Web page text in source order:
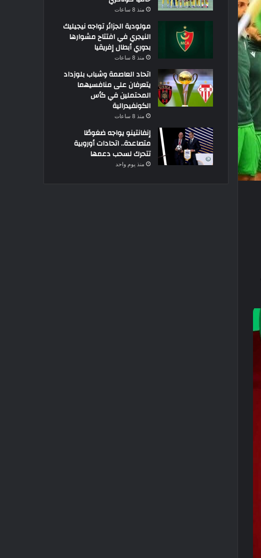
منذ 8 ساعات
مولودية الجزائر تواجه نيجيليك
النيجري في افتتاح مشوارها
بدوري أبطال إفريقيا
منذ 8 ساعات
اتحاد العاصمة وشباب بلوزداد
يتعرفان على منافسيهما
المحتملين في كأس
الكونفيدرالية
منذ 8 ساعات
إنفانتينو يواجه ضغوطًا
متصاعدة.. اتحادات أوروبية
تتحرك لسحب دعمها
منذ يوم واحد